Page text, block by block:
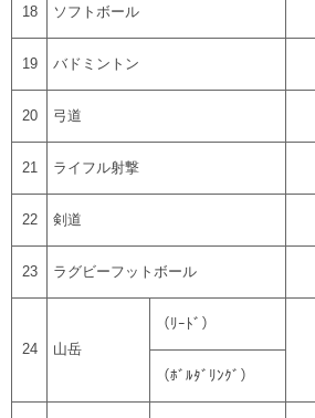
18 ソフトボール
19 バドミントン
20 弓道
21 ライフル射撃
22 剣道
23 ラグビーフットボール
24 山岳
（ﾘｰﾄﾞ）
（ﾎﾞﾙﾀﾞﾘﾝｸﾞ）